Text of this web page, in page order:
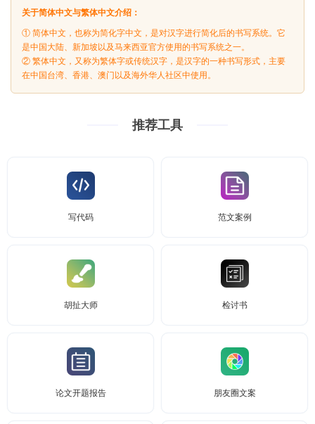
关于简体中文与繁体中文介绍：
① 简体中文，也称为简化字中文，是对汉字进行简化后的书写系统。它
是中国大陆、新加坡以及马来西亚官方使用的书写系统之一。
② 繁体中文，又称为繁体字或传统汉字，是汉字的一种书写形式，主要
在中国台湾、香港、澳门以及海外华人社区中使用。
推荐工具
写代码 范文案例
胡扯大师 检讨书
论文开题报告 朋友圈文案